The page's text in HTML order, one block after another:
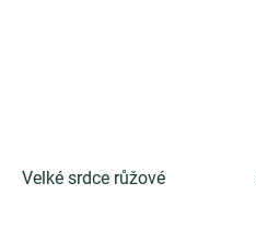
Velké srdce růžové